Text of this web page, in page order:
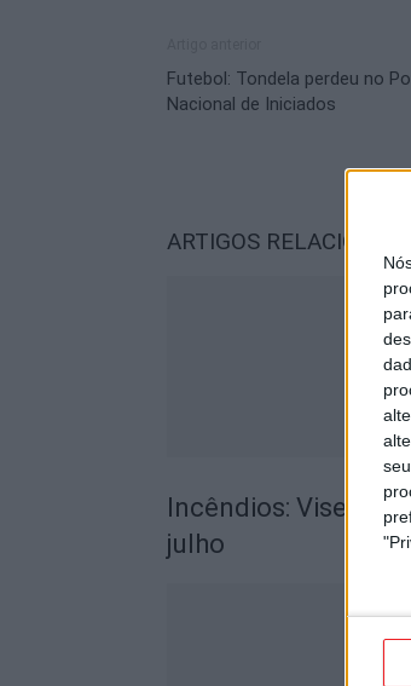
Futebol: Tondela perdeu no
Nacional de Iniciados
ARTIGOS
Incêndios: Viseu é
julho